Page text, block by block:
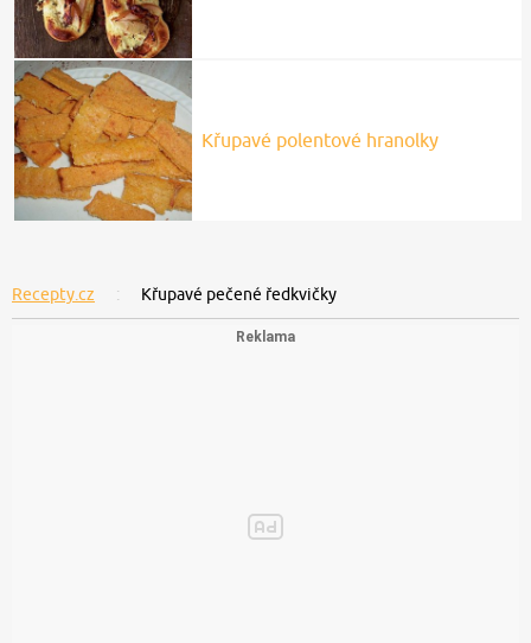
Křupavé polentové hranolky
Recepty.cz Křupavé pečené ředkvičky